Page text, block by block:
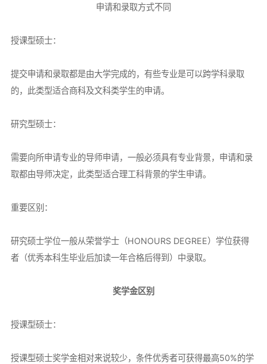
申请和录取方式不同
授课型硕士：
提交申请和录取都是由大学完成的，有些专业是可以跨学科录取
的，此类型适合商科及文科类学生的申请。
研究型硕士：
需要向所申请专业的导师申请，一般必须具有专业背景，申请和录
取都由导师决定，此类型适合理工科背景的学生申请。
重要区别：
研究硕士学位一般从荣誉学士（HONOURS DEGREE）学位获得
者（优秀本科生毕业后加读一年合格后得到）中录取。
奖学金区别
授课型硕士：
授课型硕士奖学金相对来说较少，条件优秀者可获得最高50%的学